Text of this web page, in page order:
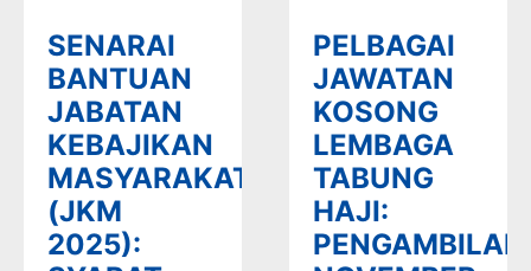
SENARAI
BANTUAN
JABATAN
KEBAJIKAN
MASYARAKAT
(JKM
2025):
PELBAGAI
JAWATAN
KOSONG
LEMBAGA
TABUNG
HAJI:
PENGAMBILAN